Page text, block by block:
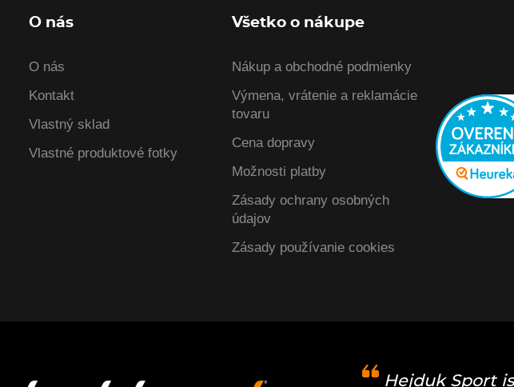
O nás
O nás
Kontakt
Vlastný sklad
Vlastné produktové fotky
Všetko o nákupe
Nákup a obchodné podmienky
Výmena, vrátenie a reklamácie
tovaru
Cena dopravy
Možnosti platby
Zásady ochrany osobných
údajov
Zásady používanie cookies
Hejduk Sport